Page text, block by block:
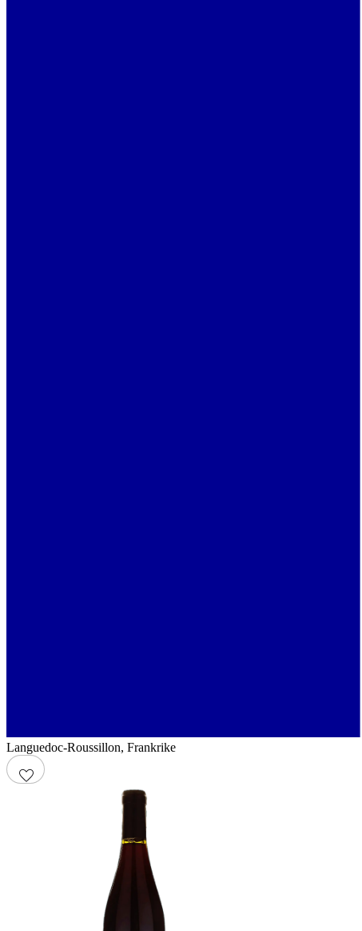
Languedoc-Roussillon, Frankrike